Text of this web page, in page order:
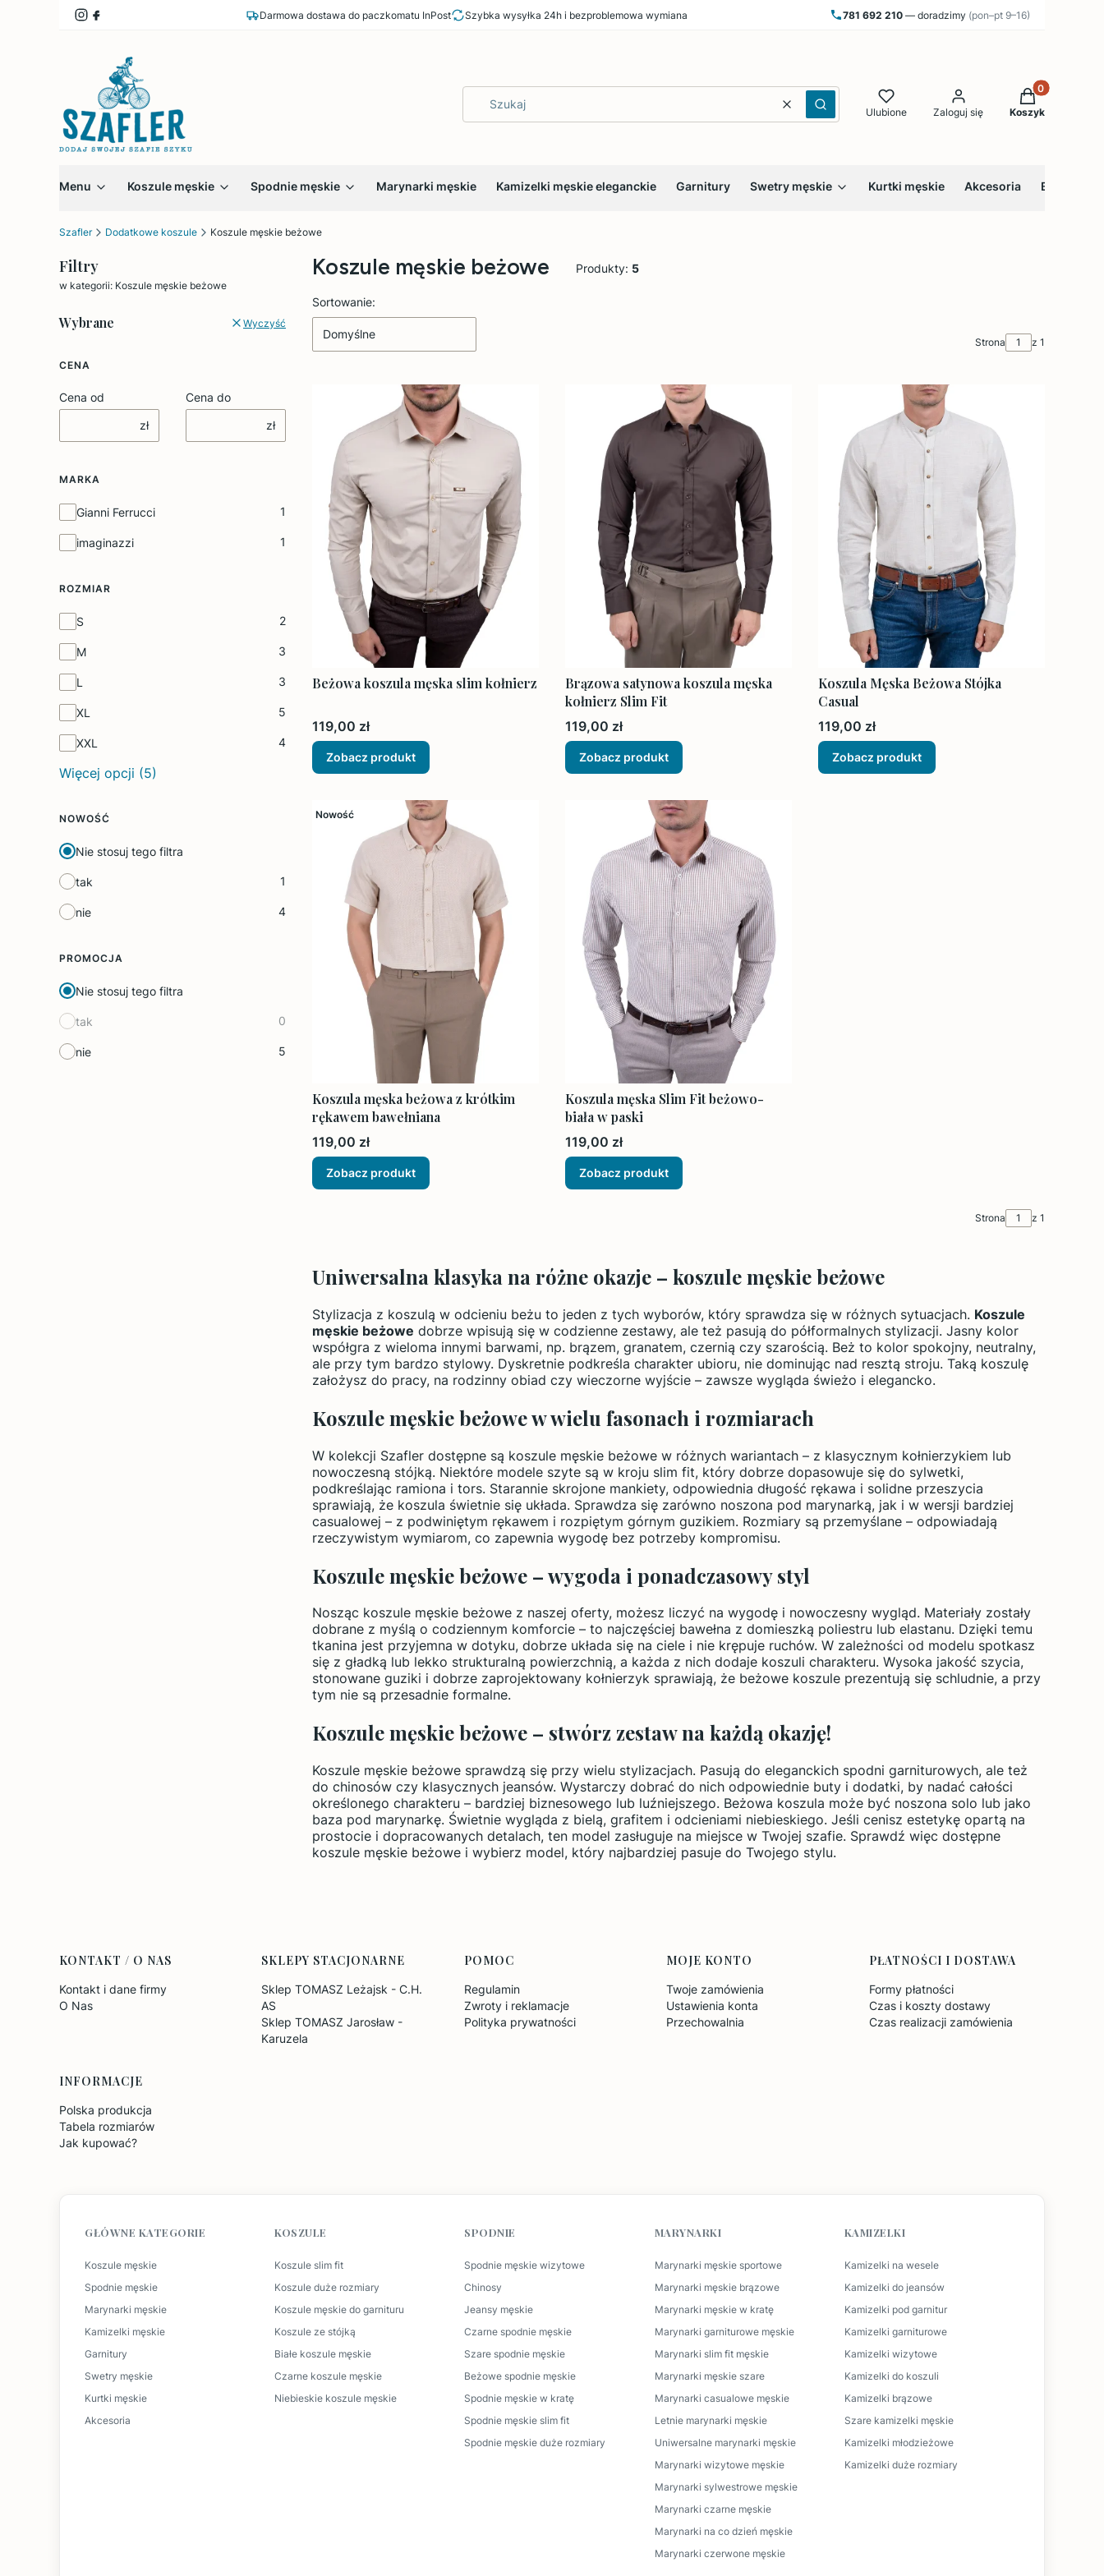
Darmowa dostawa do paczkomatu InPost Szybka wysyłka 24h i bezproblemowa wymiana 781 692 210 — doradzimy (pon–pt 9–16)
WyczyśćSzukaj Ulubione Zaloguj się
Produkty w
Koszyk
Menu Koszule męskie Spodnie męskie Marynarki męskie Kamizelki męskie eleganckie Garnitury Swetry męskie Kurtki męskie Akcesoria Bestsellery
Szafler Dodatkowe koszule Koszule męskie beżowe
Filtry
w kategorii: Koszule męskie beżowe
Wybrane Wyczyść
CENA
Cena od
zł
Cena do
zł
MARKA
Marka
Gianni Ferrucci 1
imaginazzi 1
ROZMIAR
Rozmiar
S 2
M 3
L 3
XL 5
XXL 4
Więcej opcji (5)
NOWOŚĆ
Nie stosuj tego filtra
tak 1
nie 4
PROMOCJA
Nie stosuj tego filtra
tak 0
nie 5
Koszule męskie beżowe Produkty: 5
Lista produktów
Sortowanie:
Domyślne
Strona z 1
Beżowa koszula męska slim kołnierz
Cena
119,00 zł
Zobacz produkt
Brązowa satynowa koszula męska
kołnierz Slim Fit
Cena
119,00 zł
Zobacz produkt
Koszula Męska Beżowa Stójka
Casual
Cena
119,00 zł
Zobacz produkt
Nowość
Koszula męska beżowa z krótkim
rękawem bawełniana
Cena
119,00 zł
Zobacz produkt
Koszula męska Slim Fit beżowo-
biała w paski
Cena
119,00 zł
Zobacz produkt
Strona z 1
Uniwersalna klasyka na różne okazje – koszule męskie beżowe
Stylizacja z koszulą w odcieniu beżu to jeden z tych wyborów, który sprawdza się w różnych sytuacjach. Koszule
męskie beżowe dobrze wpisują się w codzienne zestawy, ale też pasują do półformalnych stylizacji. Jasny kolor
współgra z wieloma innymi barwami, np. brązem, granatem, czernią czy szarością. Beż to kolor spokojny, neutralny,
ale przy tym bardzo stylowy. Dyskretnie podkreśla charakter ubioru, nie dominując nad resztą stroju. Taką koszulę
założysz do pracy, na rodzinny obiad czy wieczorne wyjście – zawsze wygląda świeżo i elegancko.
Koszule męskie beżowe w wielu fasonach i rozmiarach
W kolekcji Szafler dostępne są koszule męskie beżowe w różnych wariantach – z klasycznym kołnierzykiem lub
nowoczesną stójką. Niektóre modele szyte są w kroju slim fit, który dobrze dopasowuje się do sylwetki,
podkreślając ramiona i tors. Starannie skrojone mankiety, odpowiednia długość rękawa i solidne przeszycia
sprawiają, że koszula świetnie się układa. Sprawdza się zarówno noszona pod marynarką, jak i w wersji bardziej
casualowej – z podwiniętym rękawem i rozpiętym górnym guzikiem. Rozmiary są przemyślane – odpowiadają
rzeczywistym wymiarom, co zapewnia wygodę bez potrzeby kompromisu.
Koszule męskie beżowe – wygoda i ponadczasowy styl
Nosząc koszule męskie beżowe z naszej oferty, możesz liczyć na wygodę i nowoczesny wygląd. Materiały zostały
dobrane z myślą o codziennym komforcie – to najczęściej bawełna z domieszką poliestru lub elastanu. Dzięki temu
tkanina jest przyjemna w dotyku, dobrze układa się na ciele i nie krępuje ruchów. W zależności od modelu spotkasz
się z gładką lub lekko strukturalną powierzchnią, a każda z nich dodaje koszuli charakteru. Wysoka jakość szycia,
stonowane guziki i dobrze zaprojektowany kołnierzyk sprawiają, że beżowe koszule prezentują się schludnie, a przy
tym nie są przesadnie formalne.
Koszule męskie beżowe – stwórz zestaw na każdą okazję!
Koszule męskie beżowe sprawdzą się przy wielu stylizacjach. Pasują do eleganckich spodni garniturowych, ale też
do chinosów czy klasycznych jeansów. Wystarczy dobrać do nich odpowiednie buty i dodatki, by nadać całości
określonego charakteru – bardziej biznesowego lub luźniejszego. Beżowa koszula może być noszona solo lub jako
baza pod marynarkę. Świetnie wygląda z bielą, grafitem i odcieniami niebieskiego. Jeśli cenisz estetykę opartą na
prostocie i dopracowanych detalach, ten model zasługuje na miejsce w Twojej szafie. Sprawdź więc dostępne
koszule męskie beżowe i wybierz model, który najbardziej pasuje do Twojego stylu.
Linki w stopce
KONTAKT / O NAS
Kontakt i dane firmy
O Nas
SKLEPY STACJONARNE
Sklep TOMASZ Leżajsk - C.H.
AS
Sklep TOMASZ Jarosław -
Karuzela
POMOC
Regulamin
Zwroty i reklamacje
Polityka prywatności
MOJE KONTO
Twoje zamówienia
Ustawienia konta
Przechowalnia
PŁATNOŚCI I DOSTAWA
Formy płatności
Czas i koszty dostawy
Czas realizacji zamówienia
INFORMACJE
Polska produkcja
Tabela rozmiarów
Jak kupować?
GŁÓWNE KATEGORIE
Koszule męskie
Spodnie męskie
Marynarki męskie
Kamizelki męskie
Garnitury
Swetry męskie
Kurtki męskie
Akcesoria
KOSZULE
Koszule slim fit
Koszule duże rozmiary
Koszule męskie do garnituru
Koszule ze stójką
Białe koszule męskie
Czarne koszule męskie
Niebieskie koszule męskie
SPODNIE
Spodnie męskie wizytowe
Chinosy
Jeansy męskie
Czarne spodnie męskie
Szare spodnie męskie
Beżowe spodnie męskie
Spodnie męskie w kratę
Spodnie męskie slim fit
Spodnie męskie duże rozmiary
MARYNARKI
Marynarki męskie sportowe
Marynarki męskie brązowe
Marynarki męskie w kratę
Marynarki garniturowe męskie
Marynarki slim fit męskie
Marynarki męskie szare
Marynarki casualowe męskie
Letnie marynarki męskie
Uniwersalne marynarki męskie
Marynarki wizytowe męskie
Marynarki sylwestrowe męskie
Marynarki czarne męskie
Marynarki na co dzień męskie
Marynarki czerwone męskie
KAMIZELKI
Kamizelki na wesele
Kamizelki do jeansów
Kamizelki pod garnitur
Kamizelki garniturowe
Kamizelki wizytowe
Kamizelki do koszuli
Kamizelki brązowe
Szare kamizelki męskie
Kamizelki młodzieżowe
Kamizelki duże rozmiary